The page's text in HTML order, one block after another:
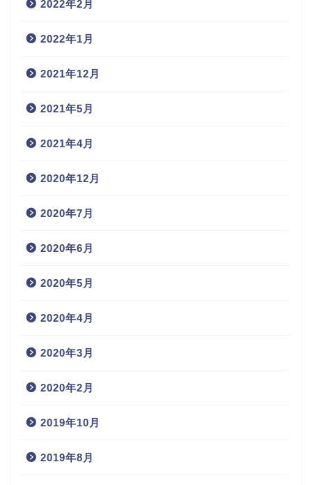
2022年2月
2022年1月
2021年12月
2021年5月
2021年4月
2020年12月
2020年7月
2020年6月
2020年5月
2020年4月
2020年3月
2020年2月
2019年10月
2019年8月